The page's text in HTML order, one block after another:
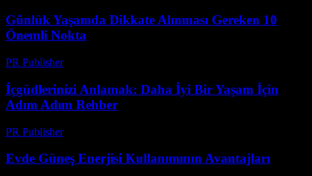
Günlük Yaşamda Dikkate Alınması Gereken 10
Önemli Nokta
PR Publisher-
İçgüdlerinizi Anlamak: Daha İyi Bir Yaşam İçin
Adım Adım Rehber
PR Publisher-
Evde Güneş Enerjisi Kullanımının Avantajları